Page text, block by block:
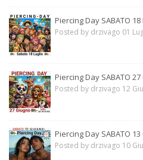
Piercing Day SABATO 18
Posted by drzivago 01
Piercing Day SABATO 27
Posted by drzivago 12 Giu
Piercing Day SABATO 13
Posted by drzivago 10 Giu